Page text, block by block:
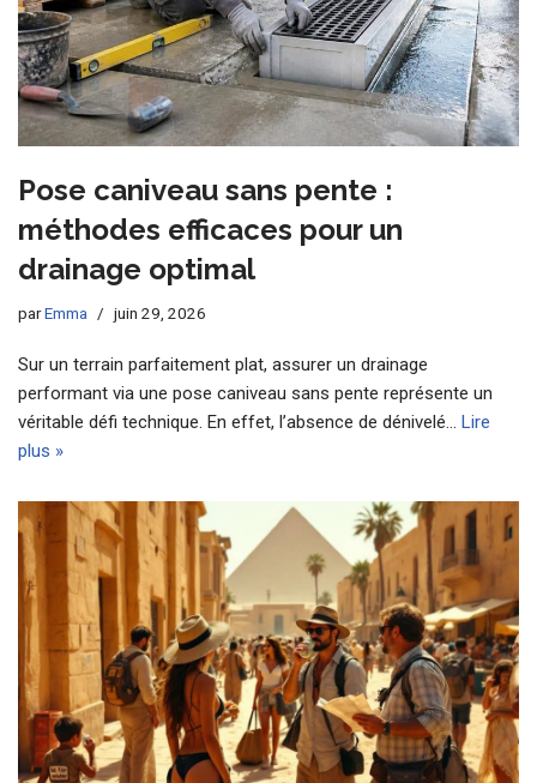
Pose caniveau sans pente :
méthodes efficaces pour un
drainage optimal
parEmma juin 29, 2026
Sur un terrain parfaitement plat, assurer un drainage
performant via une pose caniveau sans pente représente un
véritable défi technique. En effet, l’absence de dénivelé… Lire
plus »